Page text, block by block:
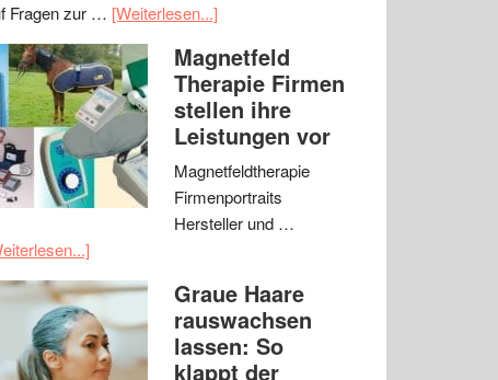
Fragen zur … [Weiterlesen...]
Magnetfeld
Therapie Firmen
stellen ihre
Leistungen vor
Magnetfeldtherapie
Firmenportraits
Hersteller und …
Graue Haare
rauswachsen
lassen: So
klappt der